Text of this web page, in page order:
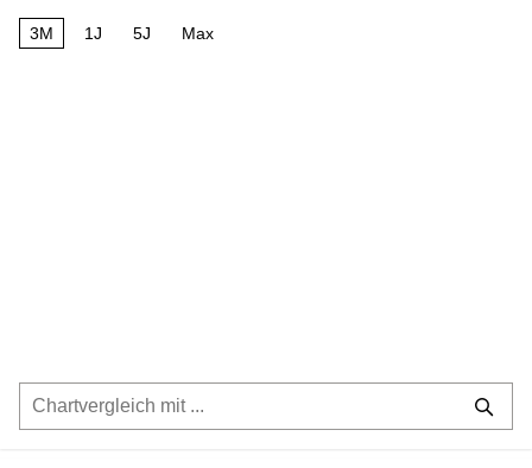
3M 1J 5J Max